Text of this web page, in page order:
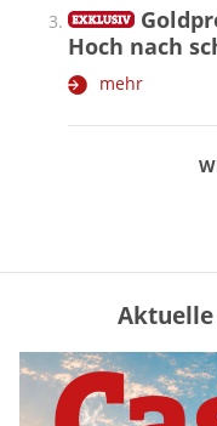
Hoch nach
mehr
die
mehr
Aktuelle